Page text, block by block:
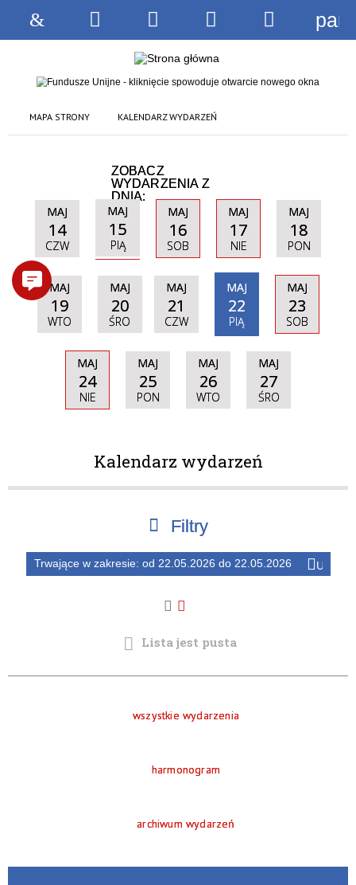
MAPA STRONY KALENDARZ WYDARZEŃ
ZOBACZ
WYDARZENIA Z
DNIA:
MAJ
14
CZW
MAJ
15
PIĄ
MAJ
16
SOB
MAJ
17
NIE
MAJ
18
PON
MAJ
19
WTO
MAJ
20
ŚRO
MAJ
21
CZW
MAJ
22
PIĄ
MAJ
23
SOB
MAJ
24
NIE
MAJ
25
PON
MAJ
26
WTO
MAJ
27
ŚRO
Kalendarz wydarzeń
Filtry
Szukana fraza
Trwające w zakresie: od 22.05.2026 do 22.05.2026
Usuń
ten
Lista jest pusta
wszystkie wydarzenia
harmonogram
archiwum wydarzeń
StronaWyszukiwarka
Narzędzia
Menu
główne
Menu